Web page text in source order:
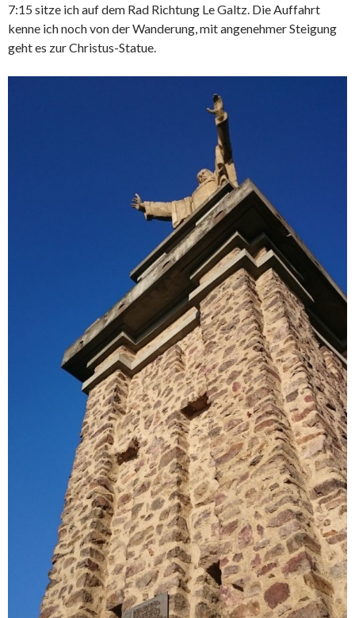
7:15 sitze ich auf dem Rad Richtung Le Galtz. Die Auffahrt
kenne ich noch von der Wanderung, mit angenehmer Steigung
geht es zur Christus-Statue.